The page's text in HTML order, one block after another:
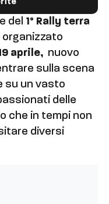
del 1° Rally terra
organizzato
aprile, nuovo
sulla scena
su un vasto
delle
che in tempi non
diversi